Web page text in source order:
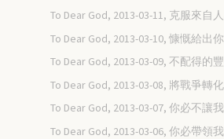
To Dear God, 2013-03-11, 克服來自
To Dear God, 2013-03-10, 慷慨給出
To Dear God, 2013-03-09, 不配得的
To Dear God, 2013-03-08, 將戰爭轉
To Dear God, 2013-03-07, 你必不讓
To Dear God, 2013-03-06, 你必帶領